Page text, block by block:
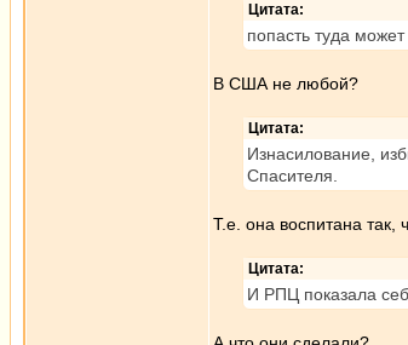
Цитата:
попасть туда
В США не любой?
Цитата:
Изнасилование,
Спасителя.
Т.е. она воспитана так,
Цитата:
И РПЦ показала